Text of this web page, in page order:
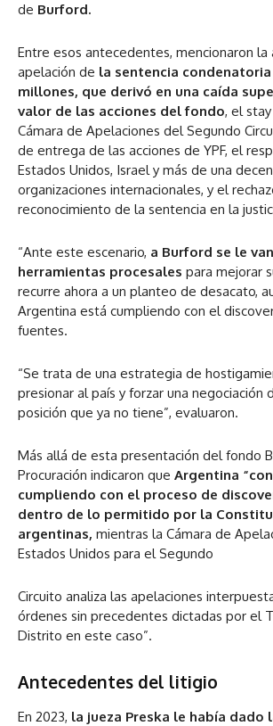
de Burford.
Entre esos antecedentes, mencionaron la
apelación de la sentencia condenatoria
millones, que derivó en una caída
valor de las acciones del fondo, el
Cámara de Apelaciones del Segundo
de entrega de las acciones de YPF, el
Estados Unidos, Israel y más de una
organizaciones internacionales, y el
reconocimiento de la sentencia en la
“Ante este escenario, a Burford se le
herramientas procesales para mejorar
recurre ahora a un planteo de desacato,
Argentina está cumpliendo con el
fuentes.
“Se trata de una estrategia de
presionar al país y forzar una negociación
posición que ya no tiene”, evaluaron.
Más allá de esta presentación del fondo
Procuración indicaron que Argentina
cumpliendo con el proceso de
dentro de lo permitido por la
argentinas, mientras la Cámara de
Estados Unidos para el Segundo
Circuito analiza las apelaciones
órdenes sin precedentes dictadas por el
Distrito en este caso”.
Antecedentes del litigio
En 2023, la jueza Preska le había dado